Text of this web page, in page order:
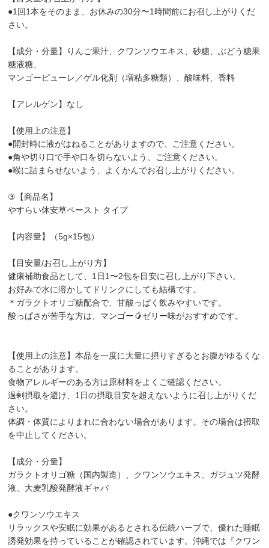
●1回1本をそのまま、お休みの30分〜1時間前にお召し上がりくだ
さい。
【成分・分量】りんご果汁、クワンソウエキス、砂糖、ぶどう糖果
糖液糖、
マンゴーピューレ／ゲル化剤（増粘多糖類）、酸味料、香料
【アレルゲン】なし
【使用上の注意】
●開封時に液がはねることがありますので、ご注意ください。
●角や切り口で手や口を切らないよう、ご注意ください。
●喉に詰まらせないよう、よくかんでお召し上がりください。
③【商品名】
やすらい休安草ペースト タイプ
【内容量】（5g×15包）
【目安量/お召し上がり方】
健康補助食品として、1日1〜2包を目安に召し上がり下さい。
お好みで水に溶かしてドリンクにしても結構です。
＊ガラクトオリゴ糖配合で、甘酸っぱく飲みやすいです。
酸っぱさが苦手な方は、マンゴー🥭ゼリー味がおすすめです。
【使用上の注意】本品を一度に大量に摂りすぎるとお腹がゆるくな
ることがあります。
食物アレルギーのある方は原材料をよくご確認ください。
過剰摂取を避け、1日の摂取目安を超えないように召し上がりくだ
さい。
体調・体質によりまれに合わない場合があります。その場合は摂取
を中止してください。
【成分・分量】
ガラクトオリゴ糖（国内製造）、クワンソウエキス、ガジュツ発酵
液、大麦乳酸発酵液ギャバ
●クワンソウエキス
リラックスや安眠に効果があるとされる伝統ハーブで、優れた睡眠
誘発効果を持っていることが確認されています。沖縄では『クワン